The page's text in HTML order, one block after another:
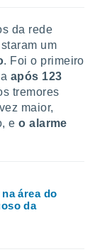
da rede
um
. Foi o primeiro
após 123
tremores
maior,
eo alarme
área do
da